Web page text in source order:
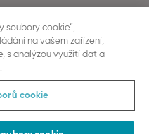
soubory cookie“,
na vašem zařízení,
s analýzou využití dat a
cookie